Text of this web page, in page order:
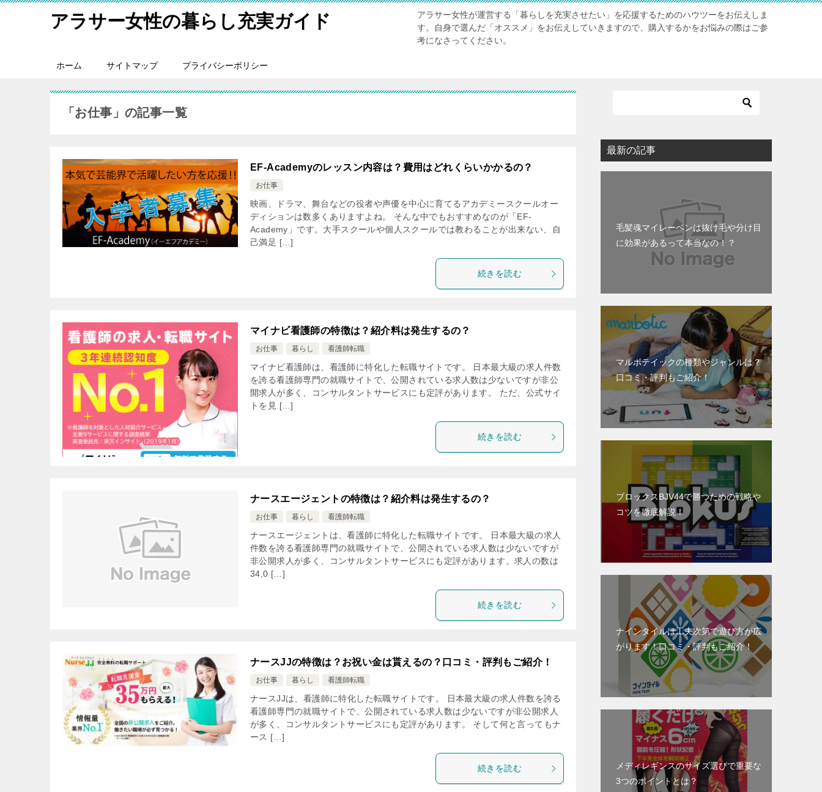
アラサー女性の暮らし充実ガイド
アラサー女性が運営する「暮らしを充実させたい」を応援するためのハウツーをお伝えしま
す。自身で選んだ「オススメ」をお伝えしていきますので、購入するかをお悩みの際はご参
考になさってください。
ホーム サイトマップ プライバシーポリシー
「お仕事」の記事一覧
EF-Academyのレッスン内容は？費用はどれくらいかかるの？
お仕事
映画、ドラマ、舞台などの役者や声優を中心に育てるアカデミースクールオー
ディションは数多くありますよね。 そんな中でもおすすめなのが「EF-
Academy」です。大手スクールや個人スクールでは教わることが出来ない、自
己満足 […]
続きを読む
マイナビ看護師の特徴は？紹介料は発生するの？
お仕事 暮らし 看護師転職
マイナビ看護師は、看護師に特化した転職サイトです。 日本最大級の求人件数
を誇る看護師専門の就職サイトで、公開されている求人数は少ないですが非公
開求人が多く、コンサルタントサービスにも定評があります。 ただ、公式サイ
トを見 […]
続きを読む
ナースエージェントの特徴は？紹介料は発生するの？
お仕事 暮らし 看護師転職
ナースエージェントは、看護師に特化した転職サイトです。 日本最大級の求人
件数を誇る看護師専門の就職サイトで、公開されている求人数は少ないですが
非公開求人が多く、コンサルタントサービスにも定評があります。求人の数は
34,0 […]
続きを読む
ナースJJの特徴は？お祝い金は貰えるの？口コミ・評判もご紹介！
お仕事 暮らし 看護師転職
ナースJJは、看護師に特化した転職サイトです。 日本最大級の求人件数を誇る
看護師専門の就職サイトで、公開されている求人数は少ないですが非公開求人
が多く、コンサルタントサービスにも定評があります。 そして何と言ってもナ
ース […]
続きを読む
最新の記事
毛髪魂マイレーベンは抜け毛や分け目
に効果があるって本当なの！？
マルボテイックの種類やジャンルは？
口コミ・評判もご紹介！
ブロックスBJV44で勝つための戦略や
コツを徹底解説！
ナインタイルは工夫次第で遊び方が広
がります！口コミ・評判もご紹介！
メディレギンスのサイズ選びで重要な
3つのポイントとは？